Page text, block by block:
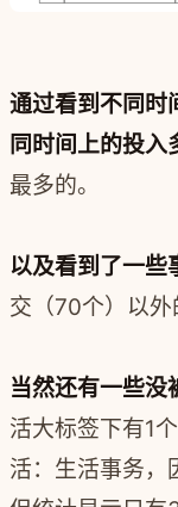
通过看到不同时
同时间上的投入
最多的。
以及看到了一些
交（70个）以外
当然还有一些没
活大标签下有1
活：生活事务，